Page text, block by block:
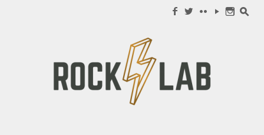
f w c y n s